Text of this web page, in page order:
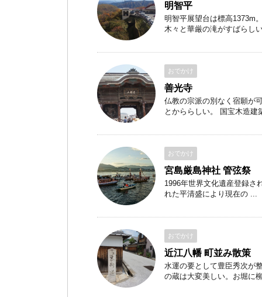
明智平
明智平展望台は標高1373m
木々と華厳の滝がすばらし
おでかけ
善光寺
仏教の宗派の別なく宿願が
とかららしい。 国宝木造建
おでかけ
宮島厳島神社 管弦祭
1996年世界文化遺産登録さ
れた平清盛により現在の ...
おでかけ
近江八幡 町並み散策
水運の要として豊臣秀次が
の蔵は大変美しい。お堀に